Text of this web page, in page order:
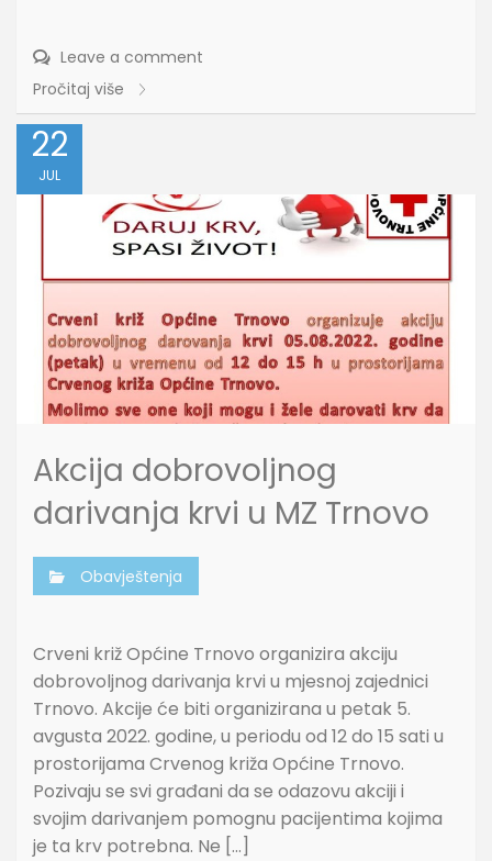
Leave a comment
Pročitaj više
22
JUL
Akcija dobrovoljnog
darivanja krvi u MZ Trnovo
Obavještenja
Crveni križ Općine Trnovo organizira akciju
dobrovoljnog darivanja krvi u mjesnoj zajednici
Trnovo. Akcije će biti organizirana u petak 5.
avgusta 2022. godine, u periodu od 12 do 15 sati u
prostorijama Crvenog križa Općine Trnovo.
Pozivaju se svi građani da se odazovu akciji i
svojim darivanjem pomognu pacijentima kojima
je ta krv potrebna. Ne […]